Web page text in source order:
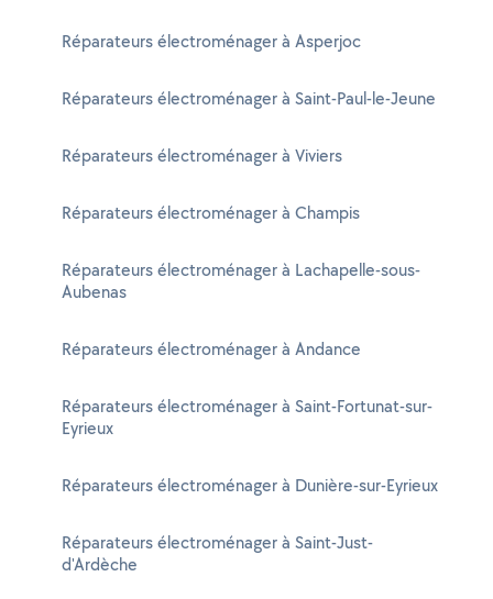
Réparateurs électroménager à Asperjoc
Réparateurs électroménager à Saint-Paul-le-Jeune
Réparateurs électroménager à Viviers
Réparateurs électroménager à Champis
Réparateurs électroménager à Lachapelle-sous-
Aubenas
Réparateurs électroménager à Andance
Réparateurs électroménager à Saint-Fortunat-sur-
Eyrieux
Réparateurs électroménager à Dunière-sur-Eyrieux
Réparateurs électroménager à Saint-Just-
d'Ardèche